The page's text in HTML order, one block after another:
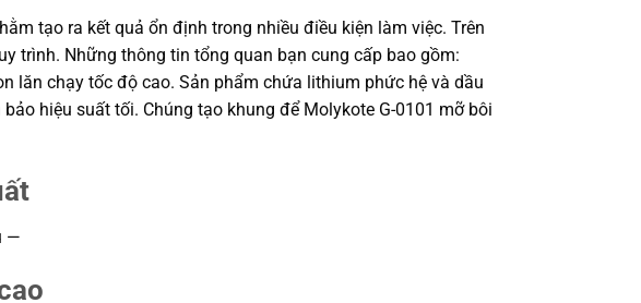
tạo ra kết quả ổn định trong nhiều điều kiện làm việc. Trên
trình. Những thông tin tổng quan bạn cung cấp bao gồm:
lăn chạy tốc độ cao. Sản phẩm chứa lithium phức hệ và dầu
hiệu suất tối. Chúng tạo khung để Molykote G-0101 mỡ bôi
—